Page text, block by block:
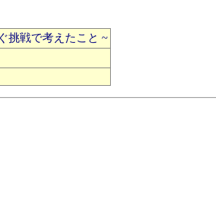
挑戦で考えたこと ~